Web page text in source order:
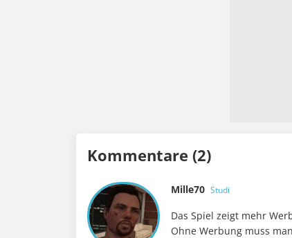
Kommentare (2)
Mille70 Studi
Das Spiel zeigt mehr
Ohne Werbung muss